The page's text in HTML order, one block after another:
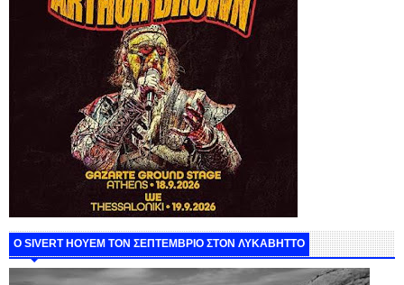
Ο SIVERT HOYEM ΤΟΝ ΣΕΠΤΕΜΒΡΙΟ ΣΤΟΝ ΛΥΚΑΒΗΤΤΟ